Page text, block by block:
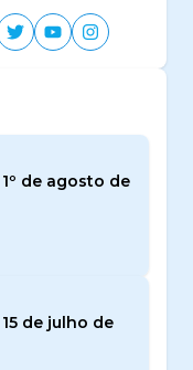
de agosto de
de julho de